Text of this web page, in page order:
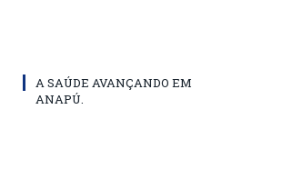
A SAÚDE AVANÇANDO EM
ANAPÚ.